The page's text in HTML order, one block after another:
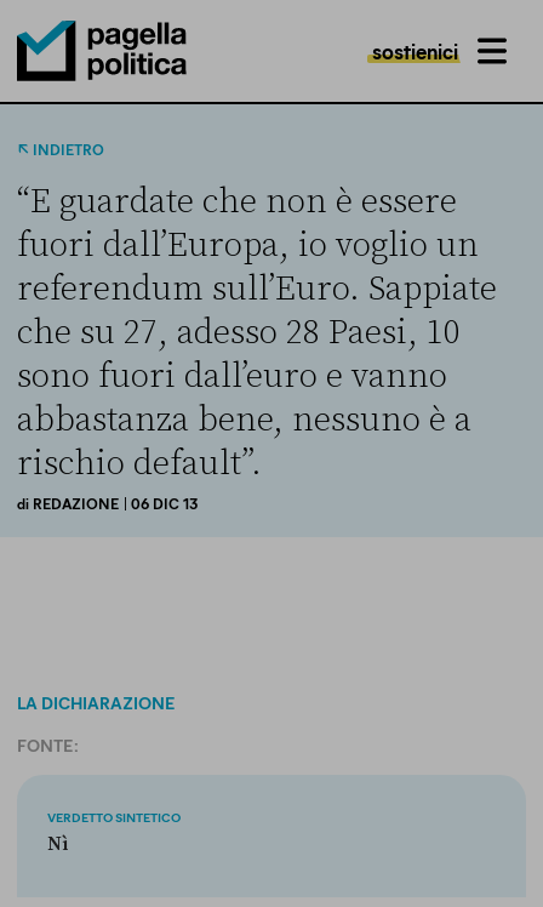
Pagella Politica Logo
sostienici MENU
INDIETRO
“E guardate che non è essere
fuori dall’Europa, io voglio un
referendum sull’Euro. Sappiate
che su 27, adesso 28 Paesi, 10
sono fuori dall’euro e vanno
abbastanza bene, nessuno è a
rischio default”.
di REDAZIONE | 06 DIC 13
LA DICHIARAZIONE
FONTE:
VERDETTO SINTETICO
Nì